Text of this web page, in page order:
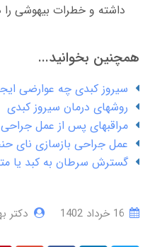
داشته و خطرات بیهوشی را
همچنین بخوانید...
سیروز کبدی چه عوارضی
روشهای درمان سیروز کبدی
مراقبهای پس از عمل
عمل جراحی بازسازی نای
گسترش سرطان به کبد یا
دکتر